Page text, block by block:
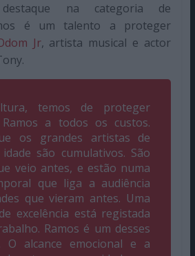
na categoria de
é um talento a proteger
Jr, artista musical e actor
temos de proteger
a todos os custos.
os grandes artistas de
são cumulativos. São
veio antes, e estão numa
que liga a audiência
que vieram antes. Uma
excelência está registada
Ramos é um desses
O alcance emocional e a